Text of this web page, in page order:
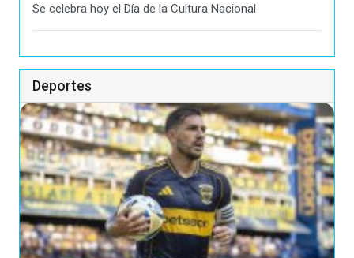
Se celebra hoy el Día de la Cultura Nacional
Deportes